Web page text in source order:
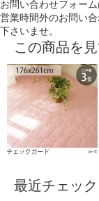
お問い合わせフォー
営業時間外のお問い
下さいませ。
この商品を
最近チェッ